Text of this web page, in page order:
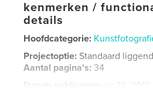
kenmerken /
details
Hoofdcategorie:
Projectoptie: Standaard
Aantal pagina's: 34
Datum publiceren:
ok 29, 2012